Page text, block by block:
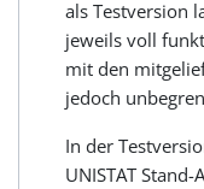
als Testversion
jeweils voll
mit den
jedoch
In der
UNISTAT